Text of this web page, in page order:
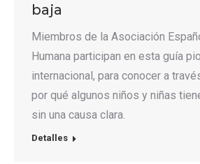
baja
Miembros de la Asociación
Humana participan en esta guía
internacional, para conocer a
por qué algunos niños y niñas
sin una causa clara.
Detalles